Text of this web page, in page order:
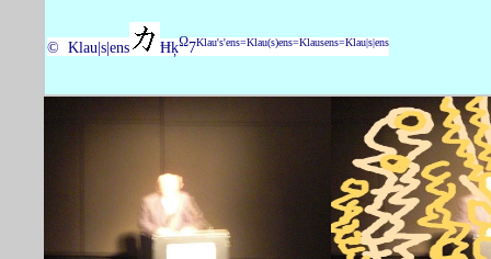
© Klau|s|ens ĦķΩ7Klau's'ens=Klau(s)ens=Klausens=Klau|s|ens